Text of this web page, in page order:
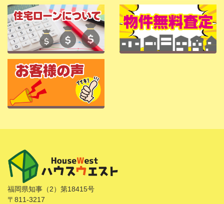
福岡県知事（2）第18415号
〒811-3217